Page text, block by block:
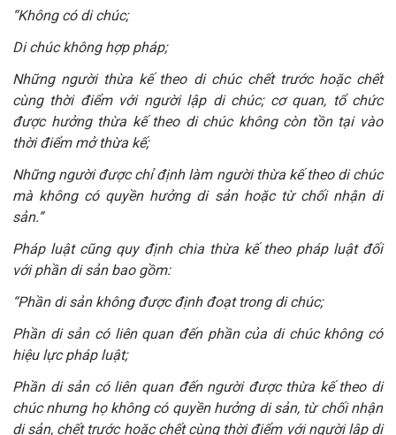
“Không có di chúc;
Di chúc không hợp pháp;
Những người thừa kế theo di chúc chết trước hoặc chết
cùng thời điểm với người lập di chúc; cơ quan, tổ chức
được hưởng thừa kế theo di chúc không còn tồn tại vào
thời điểm mở thừa kế;
Những người được chỉ định làm người thừa kế theo di chúc
mà không có quyền hưởng di sản hoặc từ chối nhận di
sản.”
Pháp luật cũng quy định chia thừa kế theo pháp luật đối
với phần di sản bao gồm:
“Phần di sản không được định đoạt trong di chúc;
Phần di sản có liên quan đến phần của di chúc không có
hiệu lực pháp luật;
Phần di sản có liên quan đến người được thừa kế theo di
chúc nhưng họ không có quyền hưởng di sản, từ chối nhận
di sản, chết trước hoặc chết cùng thời điểm với người lập di